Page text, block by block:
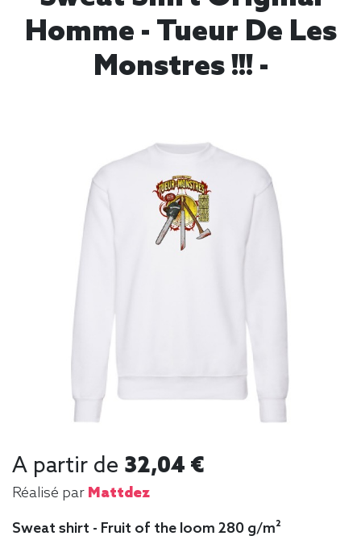
Homme - Tueur De Les
Monstres !!! -
A partir de 32,04 €
Réalisé par Mattdez
Sweat shirt - Fruit of the loom 280 g/m²